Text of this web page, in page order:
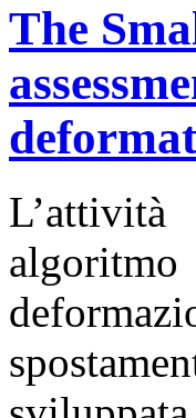
The